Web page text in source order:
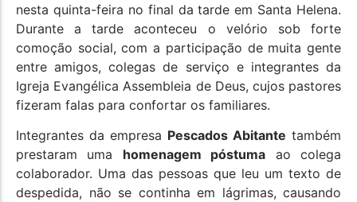
nesta quinta-feira no final da tarde em Santa Helena.
Durante a tarde aconteceu o velório sob forte
comoção social, com a participação de muita gente
entre amigos, colegas de serviço e integrantes da
Igreja Evangélica Assembleia de Deus, cujos pastores
fizeram falas para confortar os familiares.
Integrantes da empresa Pescados Abitante também
prestaram uma homenagem póstuma ao colega
colaborador. Uma das pessoas que leu um texto de
despedida, não se continha em lágrimas, causando